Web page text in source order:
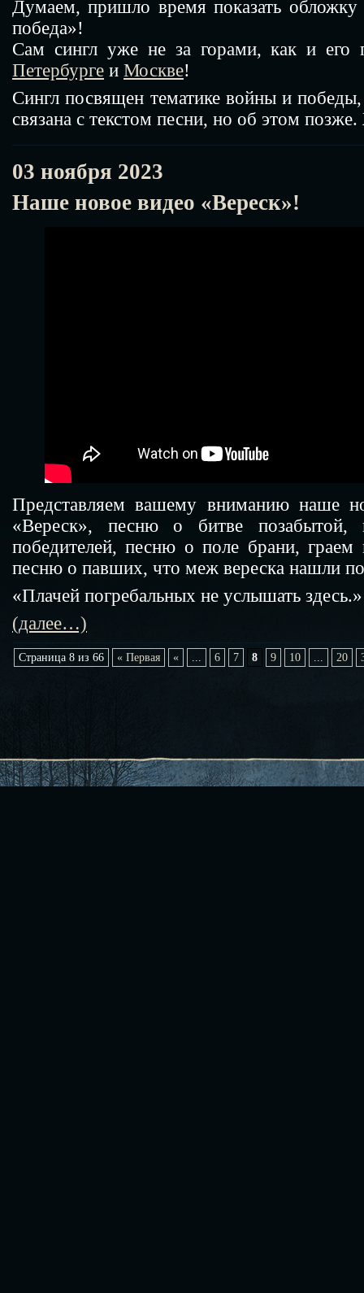
Думаем, пришло время показать
победа»!
Сам сингл уже не за горами, как и его
Петербурге и Москве!
Сингл посвящен тематике войны и
связана с текстом песни, но об этом
03 ноября 2023
Наше новое видео «Вереск»!
Представляем вашему вниманию наше
«Вереск», песню о битве
победителей, песню о поле брани, граем
песню о павших, что меж вереска нашли
«Плачей погребальных не услышать здесь.»
(далее…)
Страница 8 из 66 « Первая « 6 7 8 9 10 20